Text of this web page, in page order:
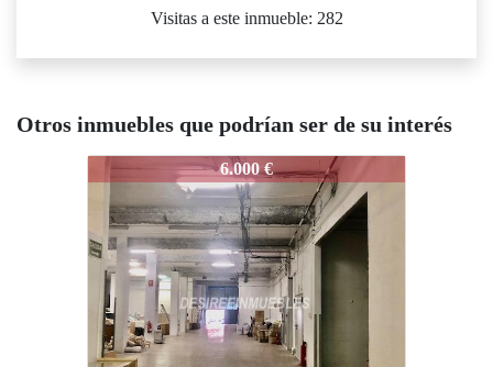
Visitas a este inmueble: 282
Otros inmuebles que podrían ser de su interés
3588-PINTOR SOROLLA-001
6.000 €
3588-PINTOR SOROLLA-001
6.000 €